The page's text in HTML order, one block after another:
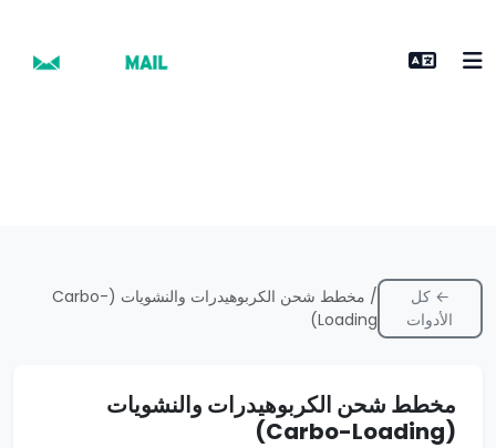
← كل
الأدوات
/ مخطط شحن الكربوهيدرات والنشويات (Carbo-
Loading)
مخطط شحن الكربوهيدرات والنشويات
(Carbo-Loading)